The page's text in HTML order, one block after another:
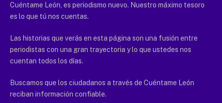
Cuéntame León, es periodismo nuevo. Nuestro máximo tesoro
es lo que tú nos cuentas.
Las historias que verás en esta página son una fusión entre
periodistas con una gran trayectoria y lo que ustedes nos
cuentan todos los días.
Buscamos que los ciudadanos a través de Cuéntame León
reciban información confiable.